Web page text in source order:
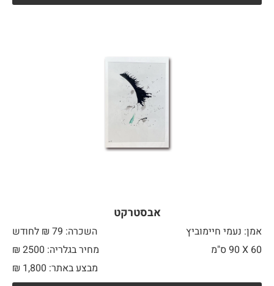
אבסטרקט
אמן: נעמי חיימוביץ
השכרה: 79 ₪ לחודש
60 X
מחיר בגלריה: 2500 ₪
מבצע באתר:
₪ 1,800